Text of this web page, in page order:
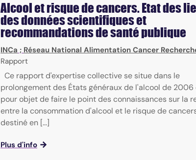
Alcool et risque de cancers. Etat des
des données scientifiques et
recommandations de santé publique
INCa ; Réseau National Alimentation Cancer
Rapport
Ce rapport d'expertise collective se situe dans le
prolongement des États généraux de l'alcool de 2006
pour objet de faire le point des connaissances sur la
entre la consommation d'alcool et le risque de
destiné en [...]
Plus d'info